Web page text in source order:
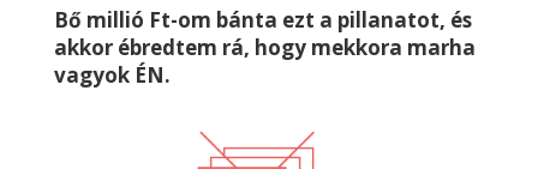
Bő millió Ft-om bánta ezt a pillanatot, és
akkor ébredtem rá, hogy mekkora marha
vagyok ÉN.